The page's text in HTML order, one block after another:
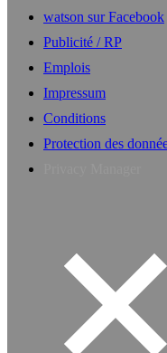
watson sur Facebook
Publicité / RP
Emplois
Impressum
Conditions
Protection des